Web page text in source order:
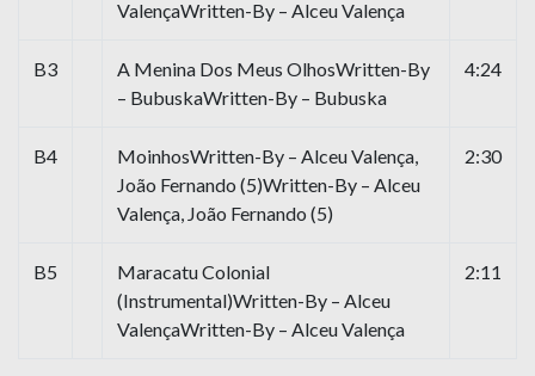
ValençaWritten-By – Alceu Valença
B3
A Menina Dos Meus OlhosWritten-By
– BubuskaWritten-By – Bubuska
4:24
B4
MoinhosWritten-By – Alceu Valença,
João Fernando (5)Written-By – Alceu
Valença, João Fernando (5)
2:30
B5
Maracatu Colonial
(Instrumental)Written-By – Alceu
ValençaWritten-By – Alceu Valença
2:11